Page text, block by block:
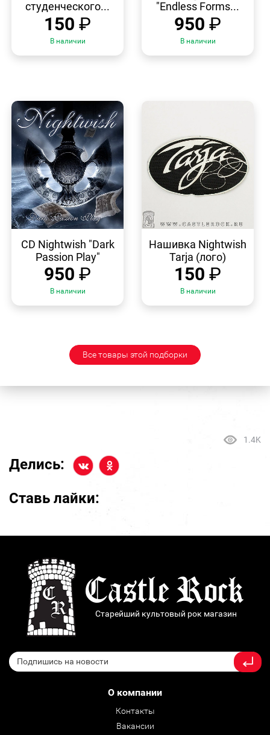
студенческого...
150 ₽
В наличии
"Endless Forms...
950 ₽
В наличии
ПРОСМОТР
CD Nightwish "Dark
Passion Play"
950 ₽
В наличии
ПРОСМОТР
Нашивка Nightwish
Tarja (лого)
150 ₽
В наличии
Все товары этой подборки
1.4K
Делись:
Ставь лайки:
Старейший культовый рок магазин
О компании
Контакты
Вакансии